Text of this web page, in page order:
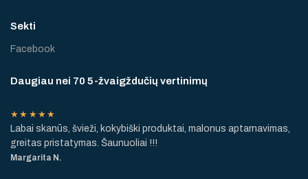
Sekti
Facebook
Daugiau nei 70 5-žvaigždučių vertinimų
★★★★★
Labai skanūs, švieži, kokybiški produktai, malonus aptarnavimas,
greitas pristatymas. Šaunuoliai !!!
Margarita N.